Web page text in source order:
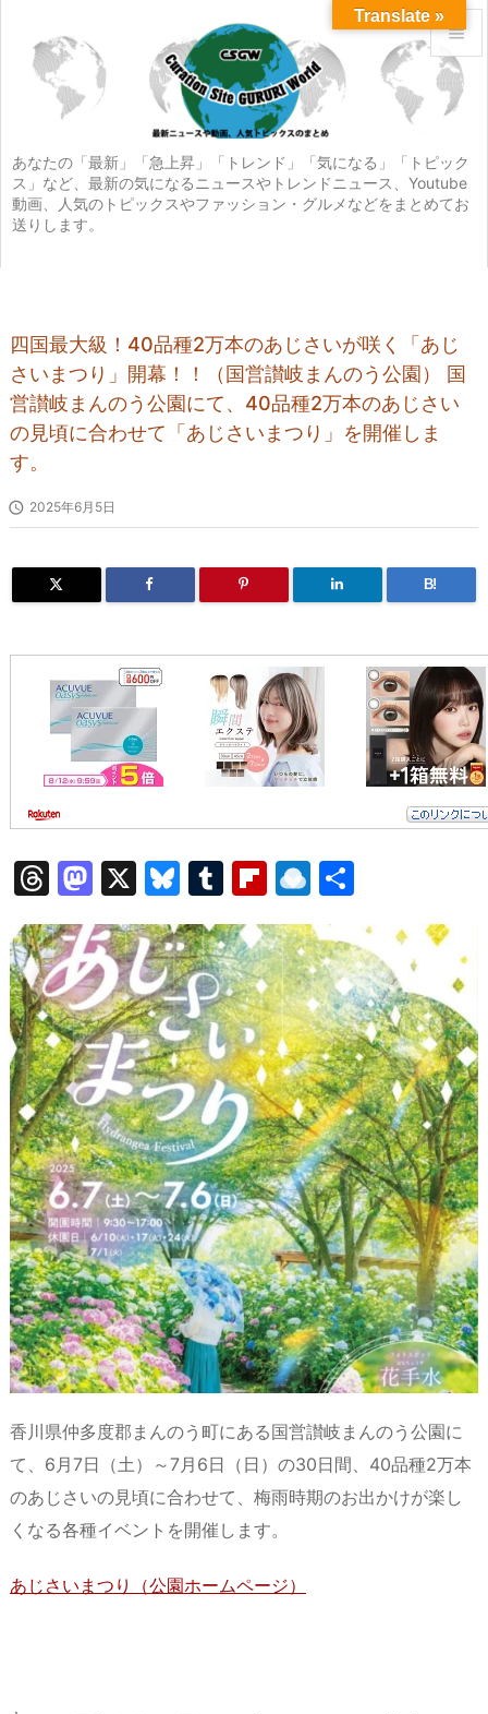
あなたの「最新」「急上昇」「トレンド」「気になる」「トピック
ス」など、最新の気になるニュースやトレンドニュース、Youtube
動画、人気のトピックスやファッション・グルメなどをまとめてお
送りします。


メニュ
サイド

前へ
四国最大級！40品種2万本のあじさいが咲く「あじ
さいまつり」開幕！！（国営讃岐まんのう公園） 国
営讃岐まんのう公園にて、40品種2万本のあじさい
の見頃に合わせて「あじさいまつり」を開催しま
す。
 2025年6月5日
B!
T
hr
e
a
d
s
M
a
st
o
d
o
n
X
Bl
u
e
s
k
y
T
u
m
bl
r
Fl
ip
b
o
ar
d
R
ai
n
dr
o
p.
io
香川県仲多度郡まんのう町にある国営讃岐まんのう公園に
て、6月7日（土）～7月6日（日）の30日間、40品種2万本
のあじさいの見頃に合わせて、梅雨時期のお出かけが楽し
くなる各種イベントを開催します。
あじさいまつり（公園ホームページ）
Translate »